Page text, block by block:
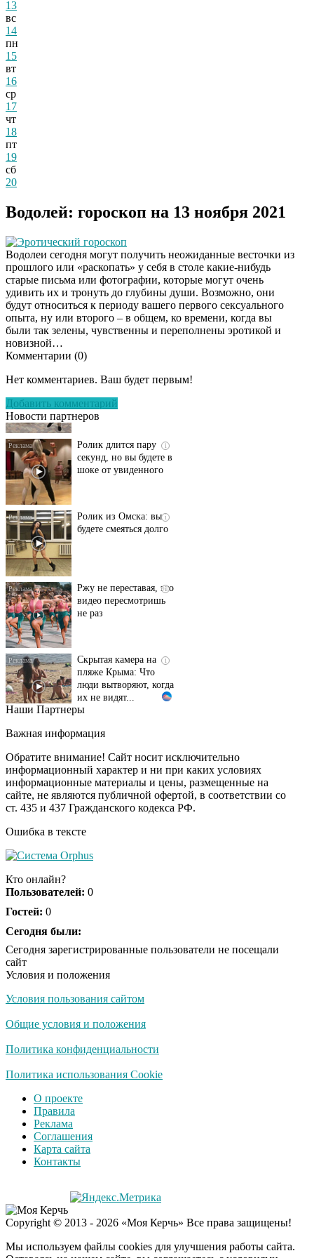
13
вс
14
пн
15
вт
16
ср
17
чт
18
пт
19
сб
20
Водолей: гороскоп на 13 ноября 2021
Эротический гороскоп
Водолеи сегодня могут получить неожиданные весточки из
прошлого или «раскопать» у себя в столе какие-нибудь
старые письма или фотографии, которые могут очень
удивить их и тронуть до глубины души. Возможно, они
будут относиться к периоду вашего первого сексуального
опыта, ну или второго – в общем, ко времени, когда вы
были так зелены, чувственны и переполнены эротикой и
новизной…
Комментарии (0)
Нет комментариев. Ваш будет первым!
Добавить комментарий
Новости партнеров
Этот танец невесты
Пересмотрела 10 раз
секунд, но вы будете в
шоке от увиденного
будете смеяться долго
видео пересмотришь
не раз
пляже Крыма: Что
люди вытворяют, когда
их не видят...
Ролик длится
смеяться вы будете
долго
i
Королева вагона
отожгла! Видео не
оставит равнодушным
Экс-бойфренд дочери
Забывший о
Плющенко отправляет
Азербайджан
Наши Партнеры
Важная информация
Обратите внимание! Сайт носит исключительно
информационный характер и ни при каких условиях
информационные материалы и цены, размещенные на
сайте, не являются публичной офертой, в соответствии со
ст. 435 и 437 Гражданского кодекса РФ.
Ошибка в тексте
Кто онлайн?
Пользователей: 0
Гостей: 0
Сегодня были:
Сегодня зарегистрированные пользователи не посещали
сайт
Условия и положения
Условия пользования сайтом
Общие условия и положения
Политика конфиденциальности
Политика использования Cookie
О проекте
Правила
Реклама
Соглашения
Карта сайта
Контакты
Copyright © 2013 - 2026 «Моя Керчь» Все права защищены!
Мы используем файлы cookies для улучшения работы сайта.